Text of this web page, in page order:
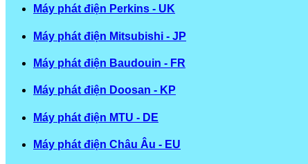
Máy phát điện Perkins - UK
Máy phát điện Mitsubishi - JP
Máy phát điện Baudouin - FR
Máy phát điện Doosan - KP
Máy phát điện MTU - DE
Máy phát điện Châu Âu - EU